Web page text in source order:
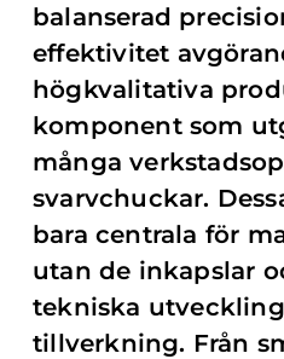
balanserad
effektivitet
högkvalitativa
komponent som
många
svarvchuckar.
bara centrala för
utan de inkapslar
tekniska
tillverkning. Från